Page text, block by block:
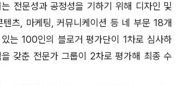
전문성과 공정성을 기하기 위해 디자인 및
츠, 마케팅, 커뮤니케이션 등 네 부문 18개
는 100인의 블로거 평가단이 1차로 심사하
갖춘 전문가 그룹이 2차로 평가해 최종 수